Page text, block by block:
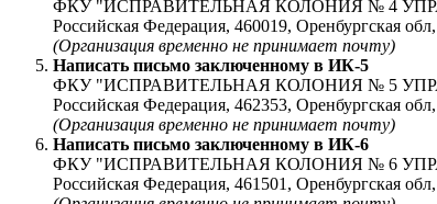
ФКУ "ИСПРАВИТЕЛЬНАЯ КОЛОНИЯ № 4
Российская Федерация, 460019, Оренбургская
(Организация временно не принимает почту)
Написать письмо заключенному в ИК-5
ФКУ "ИСПРАВИТЕЛЬНАЯ КОЛОНИЯ № 5
Российская Федерация, 462353,
(Организация временно не принимает почту)
Написать письмо заключенному в ИК-6
ФКУ "ИСПРАВИТЕЛЬНАЯ КОЛОНИЯ № 6
Российская Федерация, 461501, Оренбургская